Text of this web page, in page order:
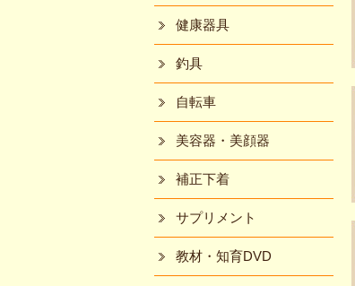
健康器具
釣具
自転車
美容器・美顔器
補正下着
サプリメント
教材・知育DVD